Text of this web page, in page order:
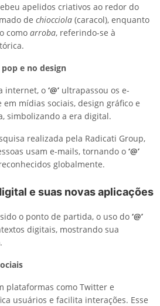
apelidos criativos ao redor do
de chiocciola (caracol), enquanto
como arroba, referindo-se à
e no design
internet, o ‘@’ ultrapassou os e-
em mídias sociais, design gráfico e
simbolizando a era digital.
realizada pela Radicati Group,
usam e-mails, tornando o ‘@’
globalmente.
e suas novas aplicações
o ponto de partida, o uso do ‘@’
digitais, mostrando sua
plataformas como Twitter e
usuários e facilita interações. Esse